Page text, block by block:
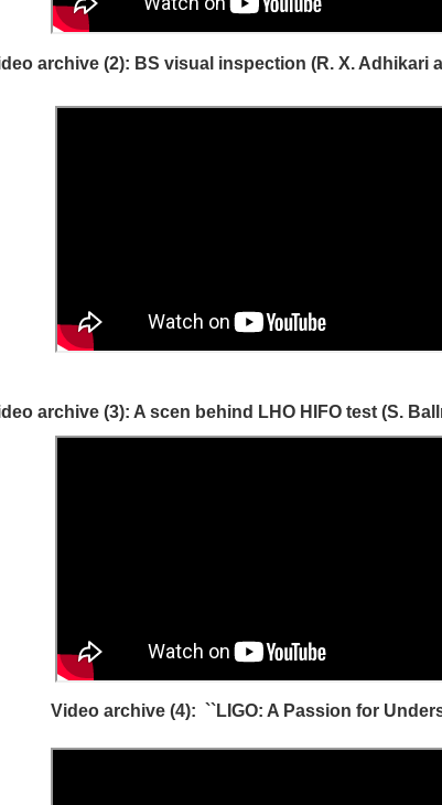
archive (2): BS visual inspection (R. X. Adhikari
archive (3): A scen behind LHO HIFO test (S.
Video archive (4): ``LIGO: A Passion for